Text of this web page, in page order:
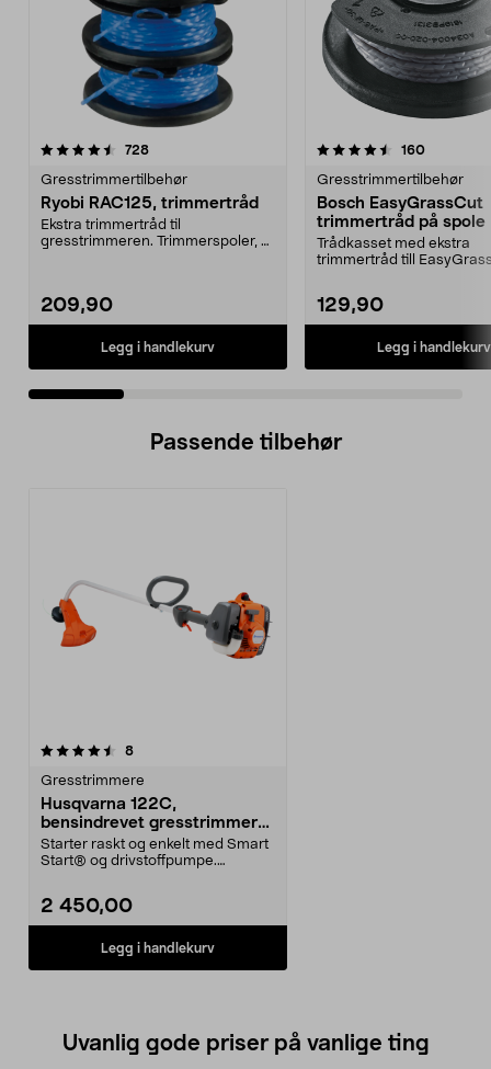
728anmeldelser
Gresstrimmertilbehør
Ryobi RAC125, trimmertråd
Ekstra trimmertråd til
gresstrimmeren. Trimmerspoler, 3
209,90
Legg i handlekurv
4.5 av 5 stjerner 160
Gresstrimmertilbehør
Bosch EasyGrassCut
trimmertråd på spole
Trådkasset med ekstra
trimmertråd till
129,90
Legg i handlekurv
3.5 av 5 stjerner
Passende tilbehør
8anmeldelser
Gresstrimmere
Husqvarna 122C,
bensindrevet gresstrimmer
med trimmertråd
Starter raskt og enkelt med Smart
Start® og drivstoffpumpe.
2 450,00
Legg i handlekurv
Uvanlig gode priser på vanlige ting